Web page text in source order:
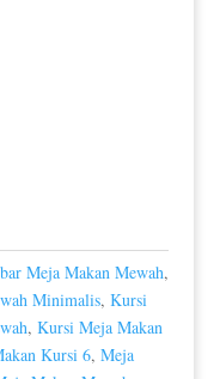
Meja Makan Mewah,
Minimalis, Kursi
, Kursi Meja Makan
Kursi 6, Meja